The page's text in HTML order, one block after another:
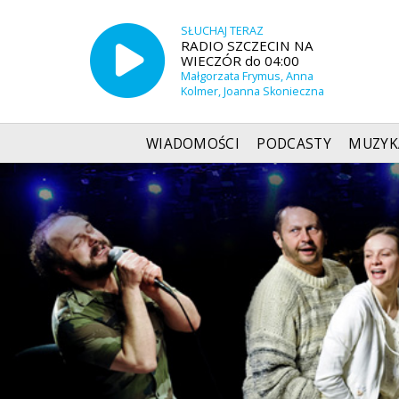
SŁUCHAJ TERAZ
RADIO SZCZECIN NA
WIECZÓR do 04:00
Małgorzata Frymus, Anna
Kolmer, Joanna Skonieczna
WIADOMOŚCI PODCASTY